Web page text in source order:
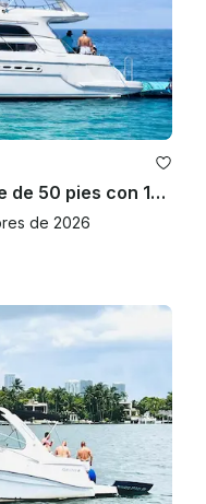
¡Alquile este hermoso Sealine de 50 pies con 100$ de descuento o una moto acuática GRATIS de lunes a viernes!
de 2026